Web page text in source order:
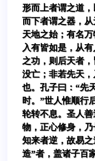
形而上者谓之道
而下者谓之器，
天地之始；有名
入有皆如是，从
之功，则后天者
没亡；非若先天
也。孔子曰：“先
时。”世人惟顺行
轮转不息。圣人
物，正心修身，
知来者逆，故易
造”者，盖诸子百